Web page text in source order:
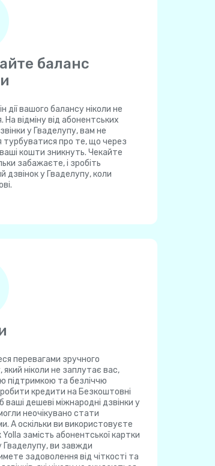
баланс
дії вашого балансу ніколи не
На відміну від абонентських
у Гваделупу, вам не
турбуватися про те, що через
кошти зникнуть. Чекайте
забажаєте, і зробіть
дзвінок у Гваделупу, коли
перевагами зручного
який ніколи не заплутає вас,
підтримкою та безліччю
кредити на Безкоштовні
ваші дешеві міжнародні дзвінки у
неочікувано стати
А оскільки ви використовуєте
замість абонентської картки
Гваделупу, ви завжди
задоволення від чіткості та